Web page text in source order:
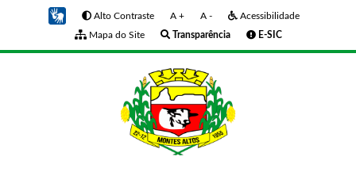
Alto Contraste A + A -
Acessibilidade
Mapa do Site
Transparência E-SIC